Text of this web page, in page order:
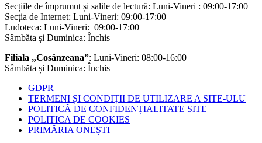
Secțiile de împrumut și salile de lectură: Luni-Vineri : 09:00-17:00
Secția de Internet: Luni-Vineri: 09:00-17:00
Ludoteca: Luni-Vineri: 09:00-17:00
Sâmbăta și Duminica: Închis
Filiala „Cosânzeana”: Luni-Vineri: 08:00-16:00
Sâmbăta și Duminica: Închis
GDPR
TERMENI ȘI CONDIȚII DE UTILIZARE A SITE-ULU
POLITICĂ DE CONFIDENȚIALITATE SITE
POLITICA DE COOKIES
PRIMĂRIA ONEȘTI